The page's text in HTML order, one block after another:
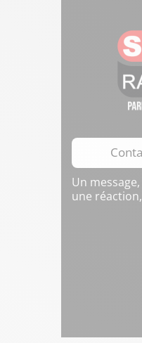
Un
une